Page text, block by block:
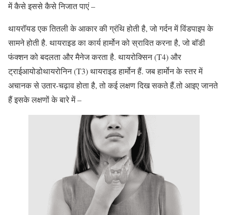
में कैसे इससे कैसे निजात पाएं –
थायरॉयड एक तितली के आकार की ग्रंथि होती है, जो गर्दन में विंडपाइप के
सामने होती है. थायराइड का कार्य हार्मोन को स्रावित करना है, जो बॉडी
फंक्शन को बदलता और मैनेज करता है. थायरोक्सिन (T4) और
ट्राईआयोडोथायरोनिन (T3) थायराइड हार्मोन हैं. जब हार्मोन के स्तर में
अचानक से उतार-चढ़ाव होता है, तो कई लक्षण दिख सकते हैं.तो आइए जानते
हैं इसके लक्षणों के बारे में –